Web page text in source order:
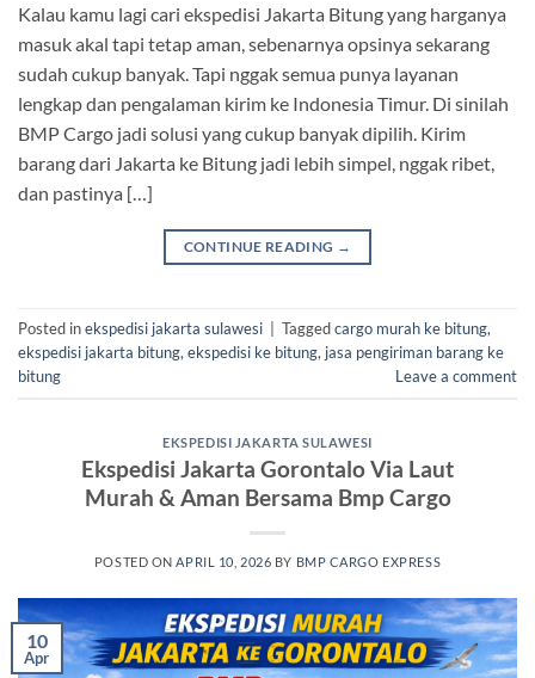
Kalau kamu lagi cari ekspedisi Jakarta Bitung yang harganya
masuk akal tapi tetap aman, sebenarnya opsinya sekarang
sudah cukup banyak. Tapi nggak semua punya layanan
lengkap dan pengalaman kirim ke Indonesia Timur. Di sinilah
BMP Cargo jadi solusi yang cukup banyak dipilih. Kirim
barang dari Jakarta ke Bitung jadi lebih simpel, nggak ribet,
dan pastinya […]
CONTINUE READING →
Posted inekspedisi jakarta sulawesi Taggedcargo murah ke bitung,
ekspedisi jakarta bitung, ekspedisi ke bitung, jasa pengiriman barang ke
bitung
Leave a comment
EKSPEDISI JAKARTA SULAWESI
Ekspedisi Jakarta Gorontalo Via Laut
Murah & Aman Bersama Bmp Cargo
POSTED ONAPRIL 10, 2026 BY BMP CARGO EXPRESS
10
Apr